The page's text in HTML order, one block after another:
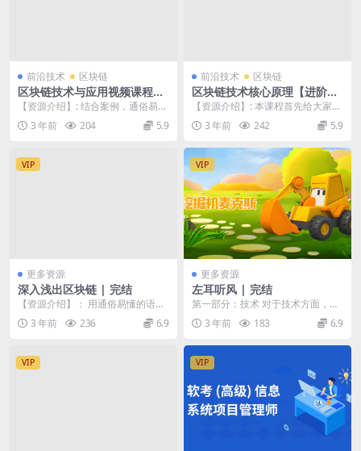
前沿技术 区块链
区块链技术与应用视频课程
【基础篇】
【资源介绍】: 结合案例，通俗易懂
为大家剖析什么是比特币，什么是
区块链。 比特币...
3 年前 204 5.9
前沿技术 区块链
区块链技术核心原理【进阶
篇】
【资源介绍】: 本课程首先给大家剖
析区块链技术整体架构，接着分别
从底层数据层、网...
3 年前 242 5.9
VIP
更多资源
深入浅出区块链 | 完结
【资源介绍】： 用通俗易懂的语言
从 0 开始讲起，为你学习区块链的
基础知识做好铺...
3 年前 236 6.9
VIP
更多资源
左耳听风 | 完结
第一部分：技术 对于技术方面，我
不会写太多关于知识点的东西，因
为这些知识点你可以...
3 年前 183 6.9
VIP VIP